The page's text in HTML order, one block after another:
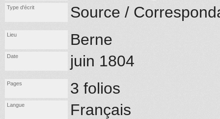
Type d'écrit Source /
Lieu Berne
Date juin 1804
Pages 3 folios
Langue Français